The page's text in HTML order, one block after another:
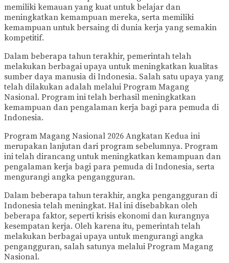
memiliki kemauan yang kuat untuk belajar dan
meningkatkan kemampuan mereka, serta memiliki
kemampuan untuk bersaing di dunia kerja yang semakin
kompetitif.
Dalam beberapa tahun terakhir, pemerintah telah
melakukan berbagai upaya untuk meningkatkan kualitas
sumber daya manusia di Indonesia. Salah satu upaya yang
telah dilakukan adalah melalui Program Magang
Nasional. Program ini telah berhasil meningkatkan
kemampuan dan pengalaman kerja bagi para pemuda di
Indonesia.
Program Magang Nasional 2026 Angkatan Kedua ini
merupakan lanjutan dari program sebelumnya. Program
ini telah dirancang untuk meningkatkan kemampuan dan
pengalaman kerja bagi para pemuda di Indonesia, serta
mengurangi angka pengangguran.
Dalam beberapa tahun terakhir, angka pengangguran di
Indonesia telah meningkat. Hal ini disebabkan oleh
beberapa faktor, seperti krisis ekonomi dan kurangnya
kesempatan kerja. Oleh karena itu, pemerintah telah
melakukan berbagai upaya untuk mengurangi angka
pengangguran, salah satunya melalui Program Magang
Nasional.